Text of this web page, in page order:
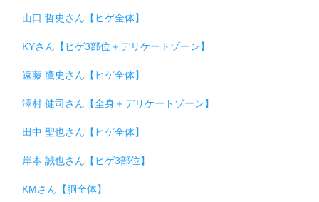
山口 哲史さん【ヒゲ全体】
KYさん【ヒゲ3部位＋デリケートゾーン】
遠藤 鷹史さん【ヒゲ全体】
澤村 健司さん【全身＋デリケートゾーン】
田中 聖也さん【ヒゲ全体】
岸本 誠也さん【ヒゲ3部位】
KMさん【胴全体】